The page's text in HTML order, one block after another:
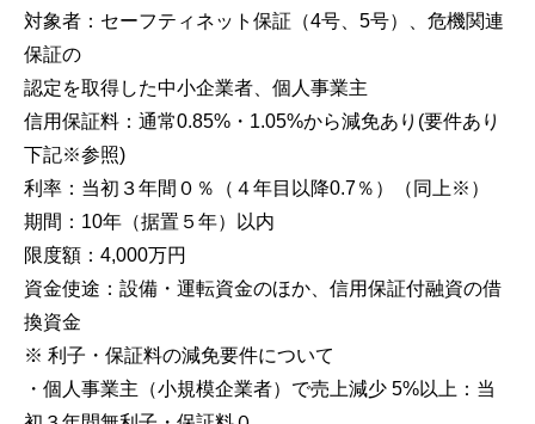
対象者：セーフティネット保証（4号、5号）、危機関連
保証の
認定を取得した中小企業者、個人事業主
信用保証料：通常0.85%・1.05%から減免あり(要件あり
下記※参照)
利率：当初３年間０％（４年目以降0.7％）（同上※）
期間：10年（据置５年）以内
限度額：4,000万円
資金使途：設備・運転資金のほか、信用保証付融資の借
換資金
※ 利子・保証料の減免要件について
・個人事業主（小規模企業者）で売上減少 5%以上：当